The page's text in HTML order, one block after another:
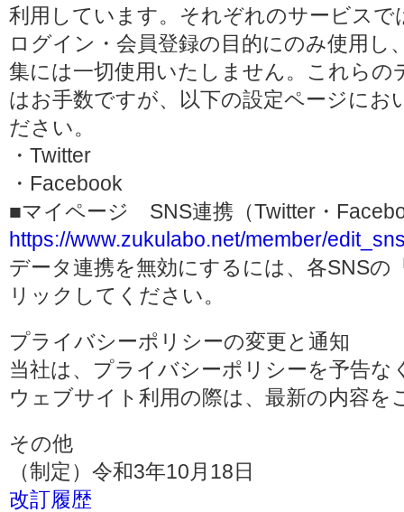
利用しています。それぞれのサービス
ログイン・会員登録の目的にのみ使用し
集には一切使用いたしません。これらの
はお手数ですが、以下の設定ページにお
ださい。
・Twitter
・Facebook
■マイページ SNS連携（Twitter・
https://www.zukulabo.net/member/
データ連携を無効にするには、各SNSの
リックしてください。
プライバシーポリシーの変更と通知
当社は、プライバシーポリシーを予告
ウェブサイト利用の際は、最新の内容を
その他
（制定）令和3年10月18日
改訂履歴